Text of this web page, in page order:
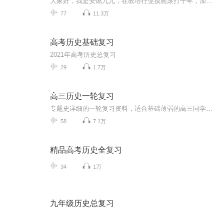
77 11.3万
高考历史基础复习
2021年高考历史总复习
29 1.7万
高三历史一轮复习
58 7.1万
精品高考历史全复习
34 1万
九年级历史总复习